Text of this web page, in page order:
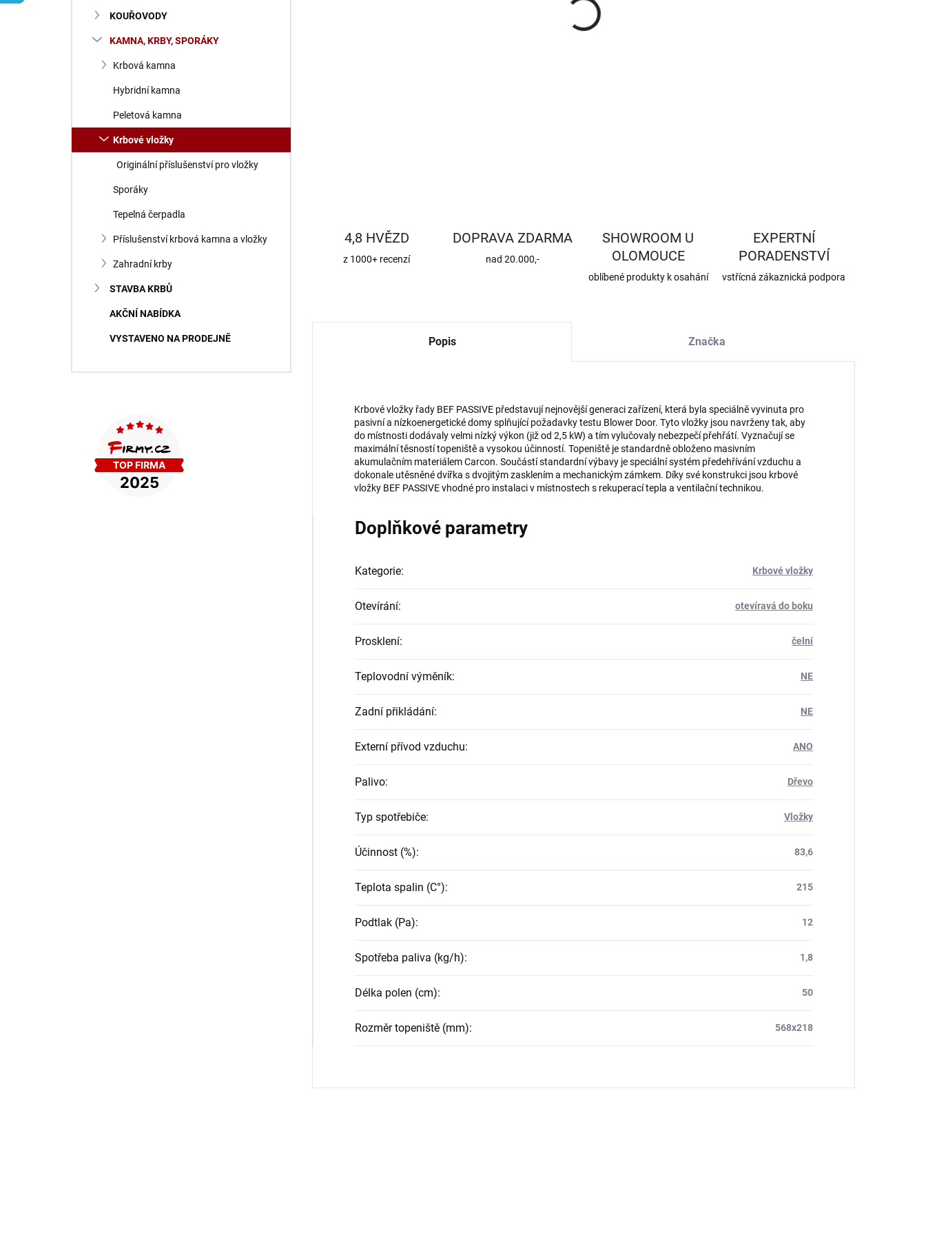
KOUŘOVODY
KAMNA, KRBY, SPORÁKY
Krbová kamna
Hybridní kamna
Peletová kamna
Krbové vložky
Originální příslušenství pro vložky
Sporáky
Tepelná čerpadla
Příslušenství krbová kamna a vložky
Zahradní krby
STAVBA KRBŮ
AKČNÍ NABÍDKA
VYSTAVENO NA PRODEJNĚ
4,8 HVĚZD
z 1000+ recenzí
DOPRAVA ZDARMA
nad 20.000,-
SHOWROOM U
OLOMOUCE
oblíbené produkty k osahání
EXPERTNÍ
PORADENSTVÍ
vstřícná zákaznická podpora
Popis Značka
Krbové vložky řady BEF PASSIVE představují nejnovější generaci zařízení, která byla speciálně vyvinuta pro
pasivní a nízkoenergetické domy splňující požadavky testu Blower Door. Tyto vložky jsou navrženy tak, aby
do místnosti dodávaly velmi nízký výkon (již od 2,5 kW) a tím vylučovaly nebezpečí přehřátí. Vyznačují se
maximální těsností topeniště a vysokou účinností. Topeniště je standardně obloženo masivním
akumulačním materiálem Carcon. Součástí standardní výbavy je speciální systém předehřívání vzduchu a
dokonale utěsněné dvířka s dvojitým zasklením a mechanickým zámkem. Díky své konstrukci jsou krbové
vložky BEF PASSIVE vhodné pro instalaci v místnostech s rekuperací tepla a ventilační technikou.
Doplňkové parametry
Kategorie: Krbové vložky
Otevírání: otevíravá do boku
Prosklení: čelní
Teplovodní výměník: NE
Zadní přikládání: NE
Externí přívod vzduchu: ANO
Palivo: Dřevo
Typ spotřebiče: Vložky
Účinnost (%): 83,6
Teplota spalin (C°): 215
Podtlak (Pa): 12
Spotřeba paliva (kg/h): 1,8
Délka polen (cm): 50
Rozměr topeniště (mm): 568x218